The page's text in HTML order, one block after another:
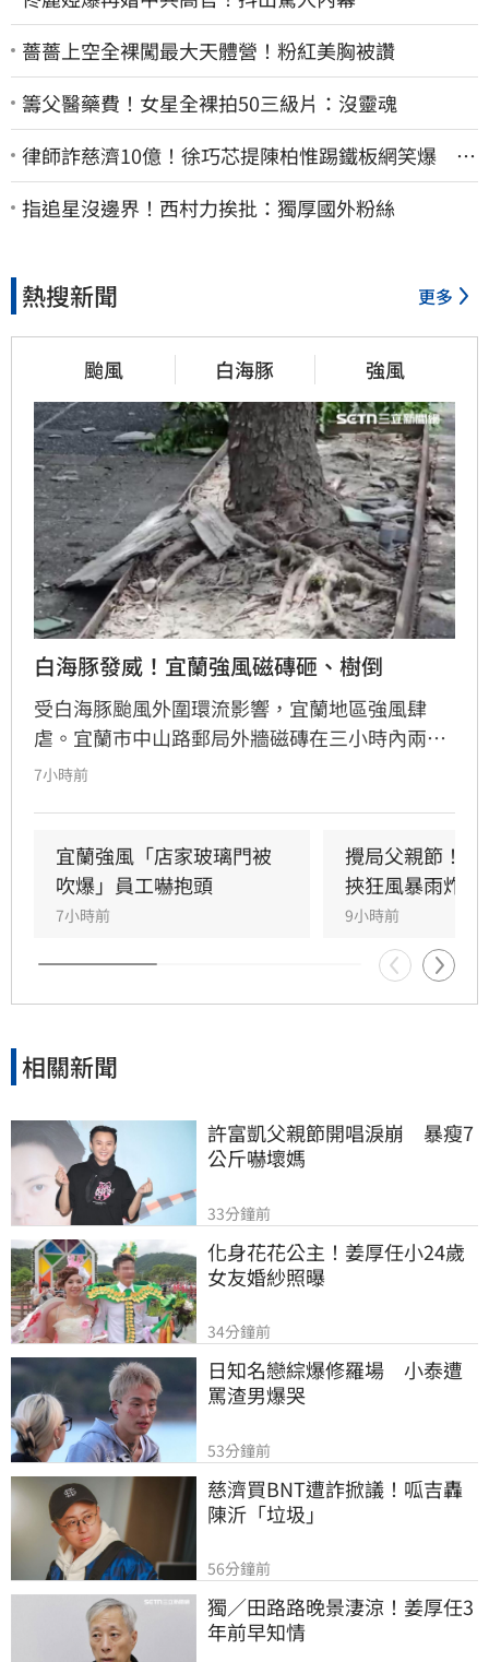
薔薔上空全裸闖最大天體營！粉紅美胸被讚
籌父醫藥費！女星全裸拍50三級片：沒靈魂
律師詐慈濟10億！徐巧芯提陳柏惟踢鐵板網笑爆 律
師再曬1照補刀
指追星沒邊界！西村力挨批：獨厚國外粉絲
熱搜新聞 更多
颱風 白海豚 強風
白海豚發威！宜蘭強風磁磚砸、樹倒
受白海豚颱風外圍環流影響，宜蘭地區強風肆
虐。宜蘭市中山路郵局外牆磁磚在三小時內兩度
剝落，武營街亦發生磁磚砸地險象，所幸無人傷
全面停駛。
7小時前
宜蘭強風「店家玻璃門被
吹爆」員工嚇抱頭
7小時前
攪局父親節！
挾狂風暴雨炸雙
9小時前
相關新聞
許富凱父親節開唱淚崩　暴瘦7
公斤嚇壞媽
33分鐘前
化身花花公主！姜厚任小24歲
女友婚紗照曝
34分鐘前
日知名戀綜爆修羅場　小泰遭
罵渣男爆哭
53分鐘前
慈濟買BNT遭詐掀議！呱吉轟
陳沂「垃圾」
56分鐘前
獨／田路路晚景淒涼！姜厚任3
年前早知情